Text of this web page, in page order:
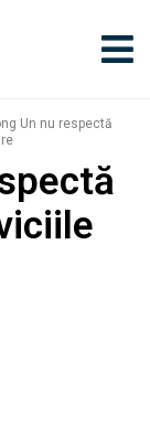
Un nu respectă